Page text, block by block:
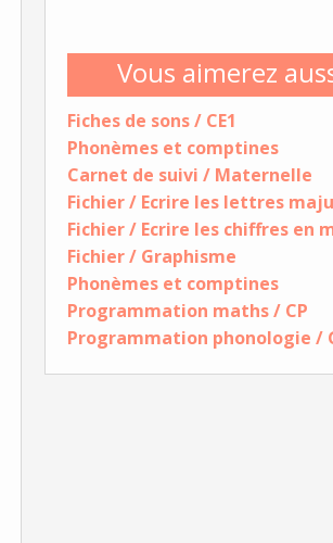
Vous aimerez
Fiches de sons / CE1
Phonèmes et comptines
Carnet de suivi / Maternelle
Fichier / Graphisme
Phonèmes et comptines
Programmation maths / CP